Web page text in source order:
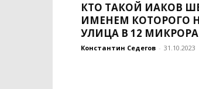
КТО ТАКОЙ ИАКОВ
ИМЕНЕМ КОТОРОГО
УЛИЦА В 12
Константин Седегов - 31.10.2023